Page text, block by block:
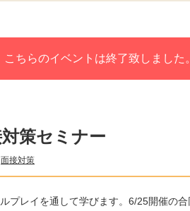
こちらのイベントは終了致しました。
策セミナー
面接対策
プレイを通して学びます。6/25開催の